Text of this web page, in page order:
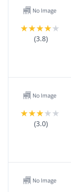
★★★★★
(3.8)
★★★★★
(3.0)